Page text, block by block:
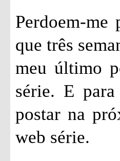
Perdoem-me
que três
meu último
série. E
postar na
web série.